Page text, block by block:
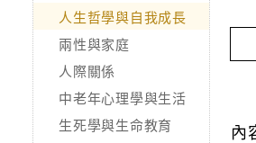
人生哲學與自我成長
兩性與家庭
人際關係
中老年心理學與生活
生死學與生命教育
內